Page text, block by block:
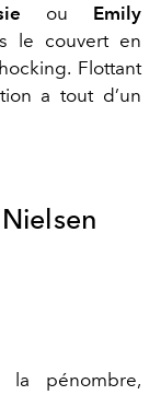
ou Emily
le couvert en
Flottant
a tout d’un
la pénombre,